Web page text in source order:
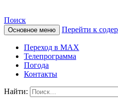
АГЕНТСТВО
«ВЕСТИ»)
Поиск
Основное меню Перейти к
Переход в MAX
Телепрограмма
Погода
Контакты
Найти: